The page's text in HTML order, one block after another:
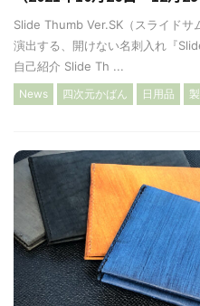
Slide Thumb Ver.SK（スライドサ
演出する、開けない名刺入れ『
自己紹介 Slide Th ...
News 四次元かばん 日用品